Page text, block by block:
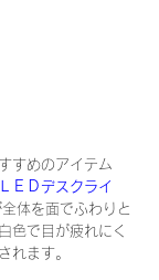
すめのアイテム
ＥＤデスクライ
体を面でふわりと
色で目が疲れにく
れます。